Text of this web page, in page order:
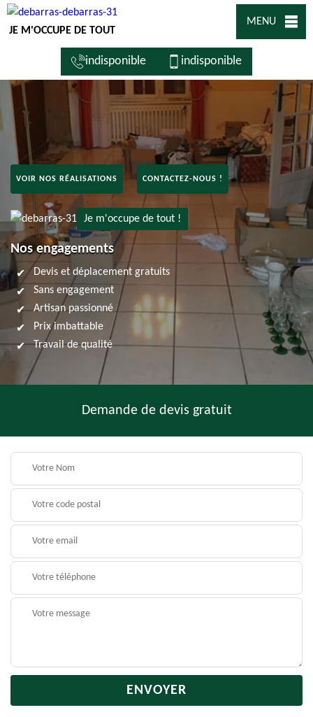
JE M'OCCUPE DE TOUT
MENU
indisponible indisponible
VOIR NOS RÉALISATIONS CONTACTEZ-NOUS !
Je m'occupe de tout !
Nos engagements
Devis et déplacement gratuits
Sans engagement
Artisan passionné
Prix imbattable
Travail de qualité
Demande de devis gratuit